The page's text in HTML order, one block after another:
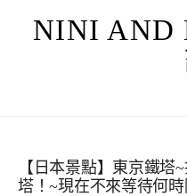
NINI AND
【日本景點】東京鐵塔
塔！~現在不來等待何